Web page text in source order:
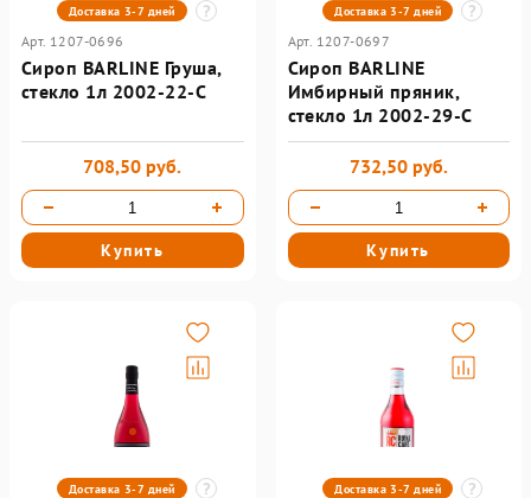
Доставка 3-7 дней
Арт. 1207-0696
Сироп BARLINE Груша,
стекло 1л 2002-22-С
708,50 руб.
Купить
Доставка 3-7 дней
Арт. 1207-0697
Сироп BARLINE
Имбирный пряник,
стекло 1л 2002-29-С
732,50 руб.
Купить
Доставка 3-7 дней Доставка 3-7 дней